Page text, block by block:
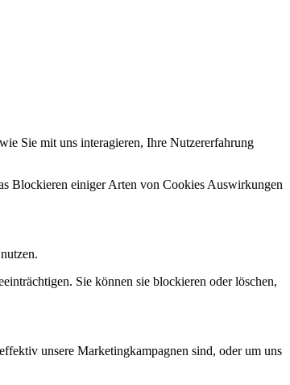
Sie mit uns interagieren, Ihre Nutzererfahrung
Blockieren einiger Arten von Cookies Auswirkungen
Sie können sie blockieren oder löschen,
unsere Marketingkampagnen sind, oder um uns